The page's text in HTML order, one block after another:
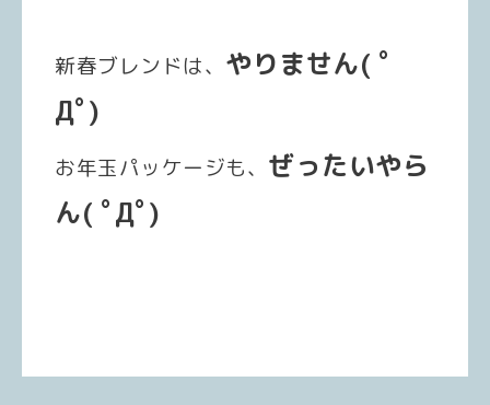
新春ブレンドは、 やりません( ﾟ
Дﾟ)
お年玉パッケージも、 ぜったいやら
ん( ﾟДﾟ)